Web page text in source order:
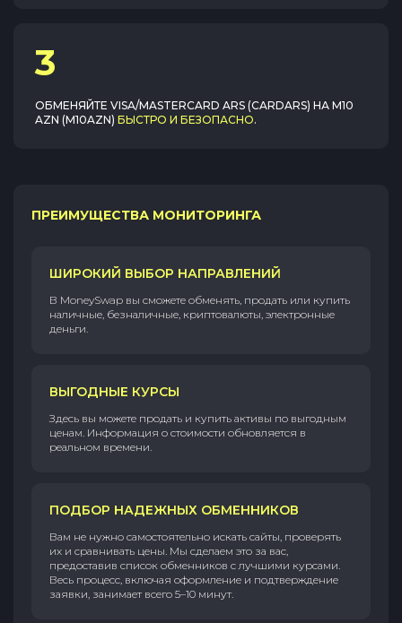
3
ОБМЕНЯЙТЕ VISA/MASTERCARD ARS (CARDARS) НА M10
AZN (M10AZN) БЫСТРО И БЕЗОПАСНО.
ПРЕИМУЩЕСТВА МОНИТОРИНГА
ШИРОКИЙ ВЫБОР НАПРАВЛЕНИЙ
В MoneySwap вы сможете обменять, продать или купить
наличные, безналичные, криптовалюты, электронные
деньги.
ВЫГОДНЫЕ КУРСЫ
Здесь вы можете продать и купить активы по выгодным
ценам. Информация о стоимости обновляется в
реальном времени.
ПОДБОР НАДЕЖНЫХ ОБМЕННИКОВ
Вам не нужно самостоятельно искать сайты, проверять
их и сравнивать цены. Мы сделаем это за вас,
предоставив список обменников с лучшими курсами.
Весь процесс, включая оформление и подтверждение
заявки, занимает всего 5–10 минут.